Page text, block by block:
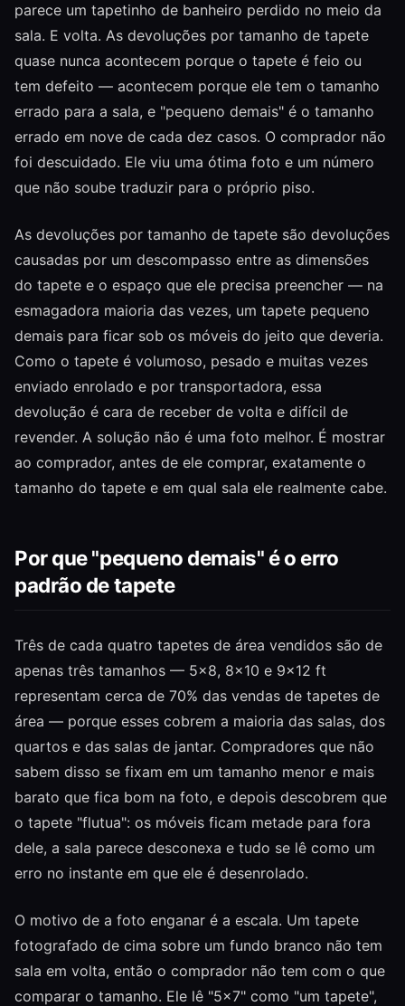
parece um tapetinho de banheiro perdido no meio da
sala. E volta. As devoluções por tamanho de tapete
quase nunca acontecem porque o tapete é feio ou
tem defeito — acontecem porque ele tem o tamanho
errado para a sala, e "pequeno demais" é o tamanho
errado em nove de cada dez casos. O comprador não
foi descuidado. Ele viu uma ótima foto e um número
que não soube traduzir para o próprio piso.
As devoluções por tamanho de tapete são devoluções
causadas por um descompasso entre as dimensões
do tapete e o espaço que ele precisa preencher — na
esmagadora maioria das vezes, um tapete pequeno
demais para ficar sob os móveis do jeito que deveria.
Como o tapete é volumoso, pesado e muitas vezes
enviado enrolado e por transportadora, essa
devolução é cara de receber de volta e difícil de
revender. A solução não é uma foto melhor. É mostrar
ao comprador, antes de ele comprar, exatamente o
tamanho do tapete e em qual sala ele realmente cabe.
Por que "pequeno demais" é o erro
padrão de tapete
Três de cada quatro tapetes de área vendidos são de
apenas três tamanhos — 5×8, 8×10 e 9×12 ft
representam cerca de 70% das vendas de tapetes de
área — porque esses cobrem a maioria das salas, dos
quartos e das salas de jantar. Compradores que não
sabem disso se fixam em um tamanho menor e mais
barato que fica bom na foto, e depois descobrem que
o tapete "flutua": os móveis ficam metade para fora
dele, a sala parece desconexa e tudo se lê como um
erro no instante em que ele é desenrolado.
O motivo de a foto enganar é a escala. Um tapete
fotografado de cima sobre um fundo branco não tem
sala em volta, então o comprador não tem com o que
comparar o tamanho. Ele lê "5×7" como "um tapete",